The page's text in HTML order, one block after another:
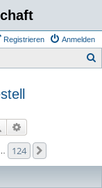
Anmelden
Registrieren
Suche
124